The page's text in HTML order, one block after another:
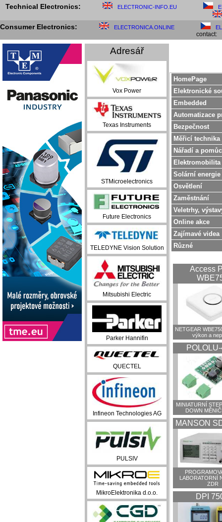
Technical Electronics: ELECTRONIC-INFO.EU
Consumer Electronics: ELECTRONICA.ONLINE
contact:
Adresář
Vox Power
Texas Instruments
STMicroelectronics
Future Electronics
TELEDYNE Vision Solution
Mitsubishi Electric
Parker Hannifin
QUECTEL
Infineon Technologies AG
PULSIV
MikroElektronika d.o.o.
HomePage
Elektronické
Embedded
Automatizace
Bezpečnost
Měřicí technika
Nářadí a
Elektromobilita
Solární energie
Osvětlení
Zaměstnání
Veletrhy,
Online akce
Zajímavé videa
Různé
Access
NETGEAR
výkon a
MINIATURNÍ
DOWN
MANSON
LABORATORNÍ
ZDR
DPI